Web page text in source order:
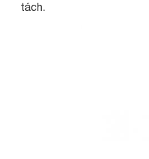
tách.